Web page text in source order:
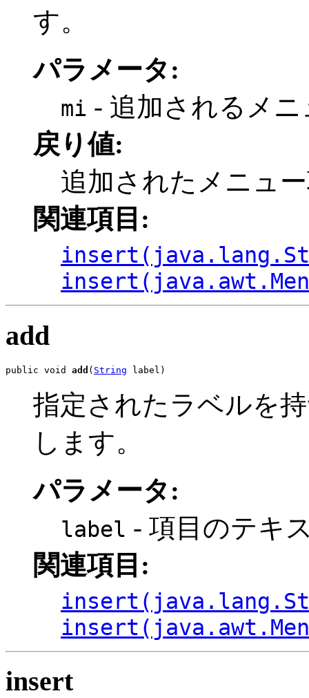
す。
パラメータ:
mi - 追加されるメ
戻り値:
追加されたメニュ
関連項目:
add
public void add ( String label)
指定されたラベルを
します。
パラメータ:
label - 項目のテキ
関連項目:
insert